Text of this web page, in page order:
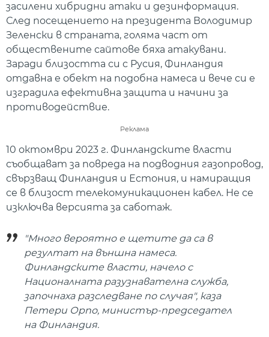
засилени хибридни атаки и дезинформация.
След посещението на президента Володимир
Зеленски в страната, голяма част от
обществените сайтове бяха атакувани.
Заради близостта си с Русия, Финландия
отдавна е обект на подобна намеса и вече си е
изградила ефективна защита и начини за
противодействие.
Реклама
10 октомври 2023 г. Финландските власти
съобщават за повреда на подводния газопровод,
свързващ Финландия и Естония, и намиращия
се в близост телекомуникационен кабел. Не се
изключва версията за саботаж.
"Много вероятно е щетите да са в
резултат на външна намеса.
Финландските власти, начело с
Националната разузнавателна служба,
започнаха разследване по случая", каза
Петери Орпо, министър-председател
на Финландия.